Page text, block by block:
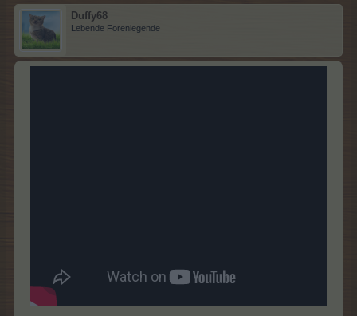
Duffy68
Lebende Forenlegende